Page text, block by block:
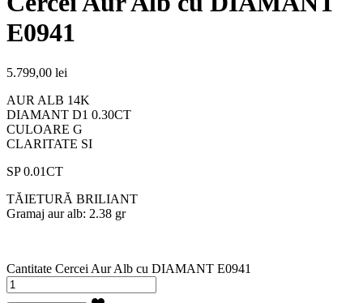
E0941
5.799,00 lei
AUR ALB 14K
DIAMANT D1 0.30CT
CULOARE G
CLARITATE SI
SP 0.01CT
TĂIETURĂ BRILIANT
Gramaj aur alb: 2.38 gr
Cantitate Cercei Aur Alb cu DIAMANT E0941